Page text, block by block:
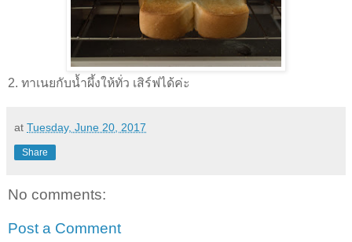
2. ทาเนยกับนํ้าผึ้งให้ทั่ว เสิร์ฟได้ค่ะ
at Tuesday, June 20, 2017
Share
No comments:
Post a Comment